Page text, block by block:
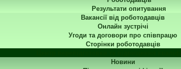
Результати опитування
Вакансії від роботодавців
Онлайн зустрічі
Угоди та договори про співпрацю
Сторінки роботодавців
Новини